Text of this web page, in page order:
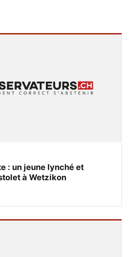
: un jeune lynché et
à Wetzikon